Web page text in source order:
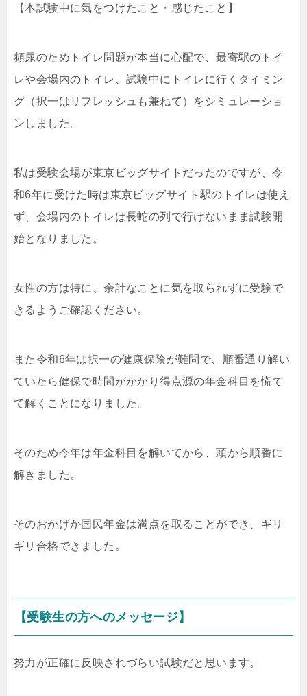
【本試験中に気をつけたこと・感じたこと】
頻尿のためトイレ問題が本当に心配で、最寄駅のトイ
レや会場内のトイレ、試験中にトイレに行くタイミン
グ（択一はリフレッシュも兼ねて）をシミュレーショ
ンしました。
私は受験会場が東京ビッグサイトだったのですが、令
和6年に受けた時は東京ビッグサイト駅のトイレは使え
ず、会場内のトイレは長蛇の列で行けないまま試験開
始となりました。
女性の方は特に、余計なことに気を取られずに受験で
きるようご確認ください。
また令和6年は択一の健康保険が難問で、順番通り解い
ていたら健保で時間がかかり得点源の年金科目を慌て
て解くことになりました。
そのため今年は年金科目を解いてから、頭から順番に
解きました。
そのおかげか国民年金は満点を取ることができ、ギリ
ギリ合格できました。
【受験生の方へのメッセージ】
努力が正確に反映されづらい試験だと思います。